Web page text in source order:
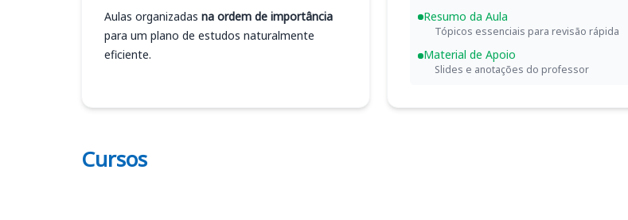
Aulas organizadas na ordem de importância
para um plano de estudos naturalmente
eficiente.
Resumo da Aula
Tópicos essenciais para revisão rápida
Material de Apoio
Slides e anotações do professor
Cursos